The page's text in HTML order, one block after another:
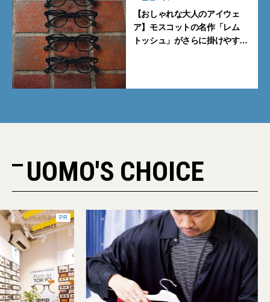
【おしゃれな大人のアイウェ
ア】モスコットの名作「レム
トッシュ」がさらに掛けやす
UOMO'S CHOICE
PR